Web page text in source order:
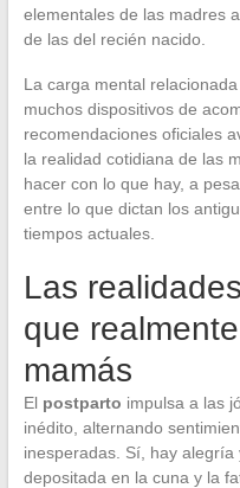
elementales de las madres
de las del recién nacido.
La carga mental
muchos dispositivos de
recomendaciones oficiales
la realidad cotidiana de las
hacer con lo que hay, a
entre lo que dictan los
tiempos actuales.
Las
que
mamás
El postparto impulsa a las
inédito, alternando
inesperadas. Sí, hay
depositada en la cuna y la